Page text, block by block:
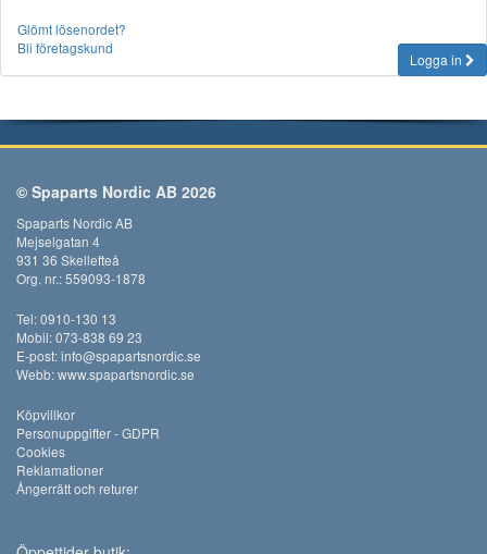
Glömt lösenordet?
Bli företagskund
Logga in
© Spaparts Nordic AB 2026
Spaparts Nordic AB
Mejselgatan 4
931 36 Skellefteå
Org. nr.: 559093-1878
Tel: 0910-130 13
Mobil: 073-838 69 23
E-post:info@spapartsnordic.se
Webb:www.spapartsnordic.se
Köpvillkor
Personuppgifter - GDPR
Cookies
Reklamationer
Ångerrätt och returer